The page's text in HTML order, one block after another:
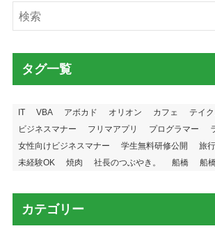
タグ一覧
IT VBA アボカド オリオン カフェ テイ
ビジネスマナー
フリマアプリ プログラマー
女性向けビジネスマナー
学生無料研修公開 旅行
未経験OK
焼肉 社長のつぶやき。 船橋 船
カテゴリー